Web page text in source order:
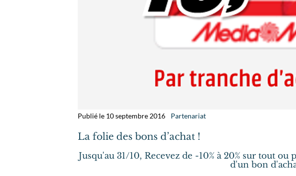
Publié le 10 septembre 2016 Partenariat
La folie des bons d’achat !
Jusqu'au 31/10, Recevez de -10% à 20% sur tout
d'un bon